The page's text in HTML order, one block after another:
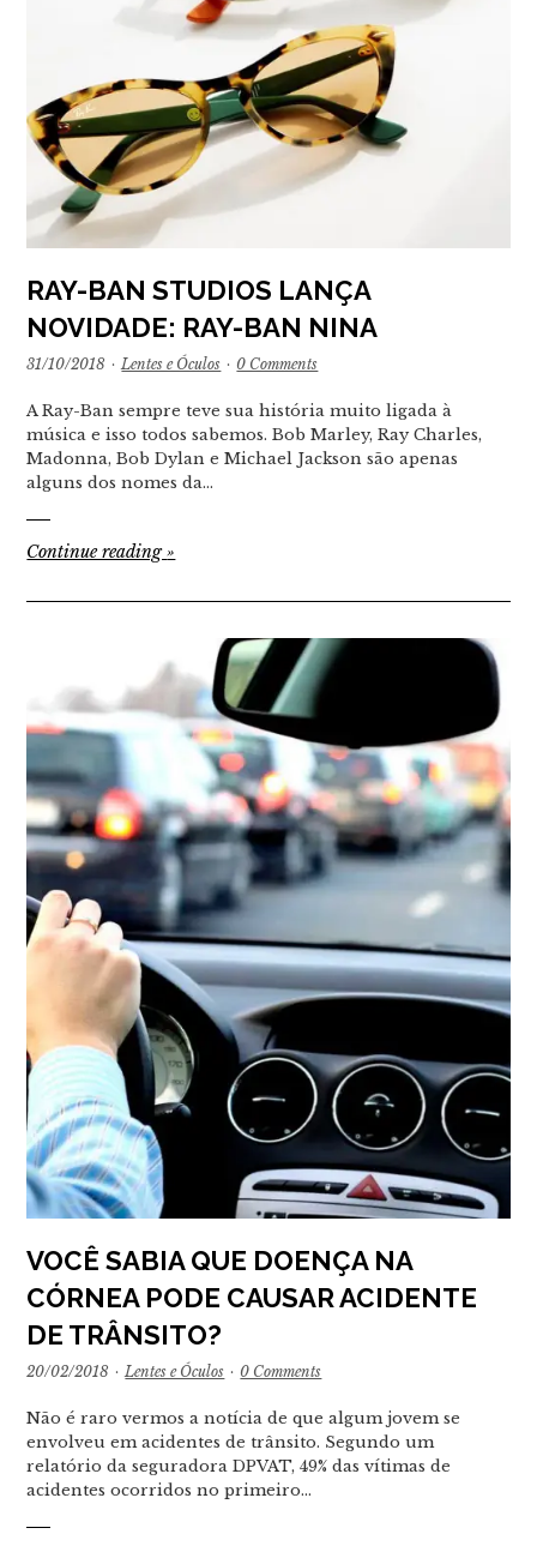
RAY-BAN STUDIOS LANÇA
NOVIDADE: RAY-BAN NINA
31/10/2018 · Lentes e Óculos · 0 Comments
A Ray-Ban sempre teve sua história muito ligada à
música e isso todos sabemos. Bob Marley, Ray Charles,
Madonna, Bob Dylan e Michael Jackson são apenas
alguns dos nomes da…
Continue reading»
VOCÊ SABIA QUE DOENÇA NA
CÓRNEA PODE CAUSAR ACIDENTE
DE TRÂNSITO?
20/02/2018 · Lentes e Óculos · 0 Comments
Não é raro vermos a notícia de que algum jovem se
envolveu em acidentes de trânsito. Segundo um
relatório da seguradora DPVAT, 49% das vítimas de
acidentes ocorridos no primeiro…